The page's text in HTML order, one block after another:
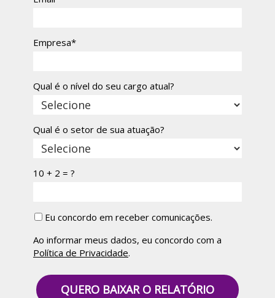
Empresa*
Qual é o nível do seu cargo atual?
Qual é o setor de sua atuação?
10 + 2 = ?
Eu concordo em receber comunicações.
Ao informar meus dados, eu concordo com a
Política de Privacidade.
QUERO BAIXAR O RELATÓRIO